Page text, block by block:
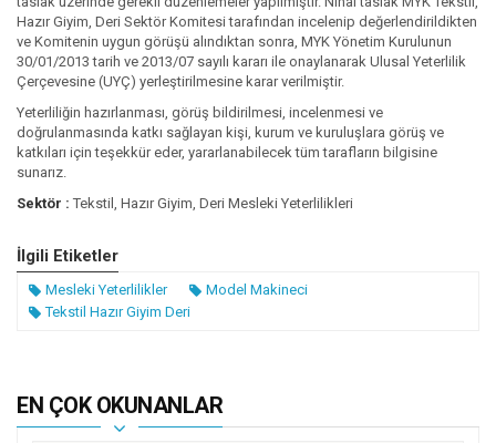
Hazır Giyim, Deri Sektör Komitesi tarafından incelenip değerlendirildikten
ve Komitenin uygun görüşü alındıktan sonra, MYK Yönetim Kurulunun
30/01/2013 tarih ve 2013/07 sayılı kararı ile onaylanarak Ulusal Yeterlilik
Çerçevesine (UYÇ) yerleştirilmesine karar verilmiştir.
Yeterliliğin hazırlanması, görüş bildirilmesi, incelenmesi ve
doğrulanmasında katkı sağlayan kişi, kurum ve kuruluşlara görüş ve
katkıları için teşekkür eder, yararlanabilecek tüm tarafların bilgisine
sunarız.
Sektör : Tekstil, Hazır Giyim, Deri Mesleki Yeterlilikleri
İlgili Etiketler
Mesleki Yeterlilikler
Model Makineci
Tekstil Hazır Giyim Deri
EN ÇOK OKUNANLAR